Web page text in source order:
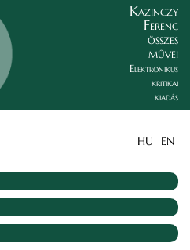
Kazinczy
Ferenc
összes
művei
Elektronikus
kritikai
kiadás
HU EN